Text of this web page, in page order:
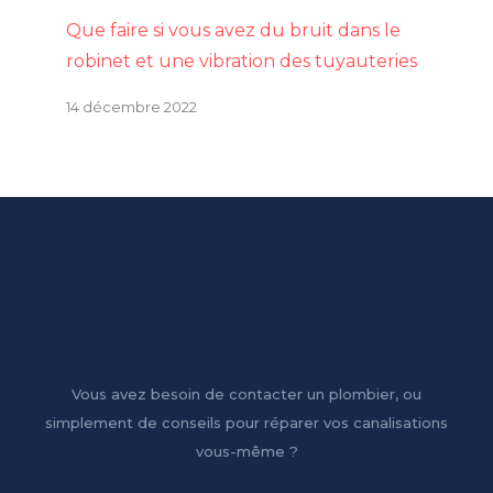
Que faire si vous avez du bruit dans le
robinet et une vibration des tuyauteries
14 décembre 2022
Vous avez besoin de contacter un plombier, ou
simplement de conseils pour réparer vos canalisations
vous-même ?